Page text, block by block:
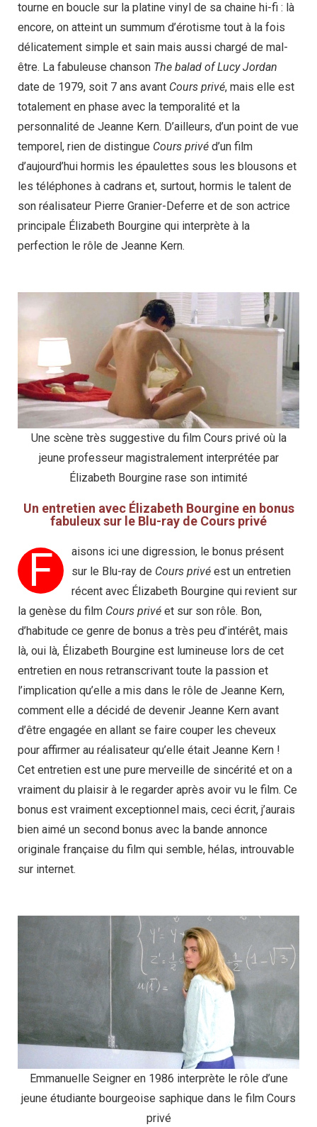
tourne en boucle sur la platine vinyl de sa chaine hi-fi : là
encore, on atteint un summum d’érotisme tout à la fois
délicatement simple et sain mais aussi chargé de mal-
être. La fabuleuse chanson The balad of Lucy Jordan
date de 1979, soit 7 ans avant Cours privé, mais elle est
totalement en phase avec la temporalité et la
personnalité de Jeanne Kern. D’ailleurs, d’un point de vue
temporel, rien de distingue Cours privé d’un film
d’aujourd’hui hormis les épaulettes sous les blousons et
les téléphones à cadrans et, surtout, hormis le talent de
son réalisateur Pierre Granier-Deferre et de son actrice
principale Élizabeth Bourgine qui interprète à la
perfection le rôle de Jeanne Kern.
Une scène très suggestive du film Cours privé où la
jeune professeur magistralement interprétée par
Élizabeth Bourgine rase son intimité
Un entretien avec Élizabeth Bourgine en bonus
fabuleux sur le Blu-ray de Cours privé
F
aisons ici une digression, le bonus présent
sur le Blu-ray de Cours privé est un entretien
récent avec Élizabeth Bourgine qui revient sur
la genèse du film Cours privé et sur son rôle. Bon,
d’habitude ce genre de bonus a très peu d’intérêt, mais
là, oui là, Élizabeth Bourgine est lumineuse lors de cet
entretien en nous retranscrivant toute la passion et
l’implication qu’elle a mis dans le rôle de Jeanne Kern,
comment elle a décidé de devenir Jeanne Kern avant
d’être engagée en allant se faire couper les cheveux
pour affirmer au réalisateur qu’elle était Jeanne Kern !
Cet entretien est une pure merveille de sincérité et on a
vraiment du plaisir à le regarder après avoir vu le film. Ce
bonus est vraiment exceptionnel mais, ceci écrit, j’aurais
bien aimé un second bonus avec la bande annonce
originale française du film qui semble, hélas, introuvable
sur internet.
Emmanuelle Seigner en 1986 interprète le rôle d’une
jeune étudiante bourgeoise saphique dans le film Cours
privé